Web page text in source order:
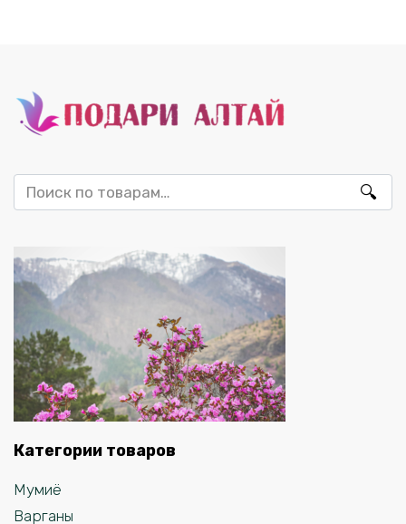
Искать:
Категории товаров
Мумиё
Варганы